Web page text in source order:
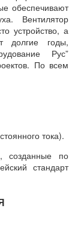
обеспечивают
Вентилятор
устройство, а
долгие годы,
Рус”
По всем
тока).
созданные по
стандарт